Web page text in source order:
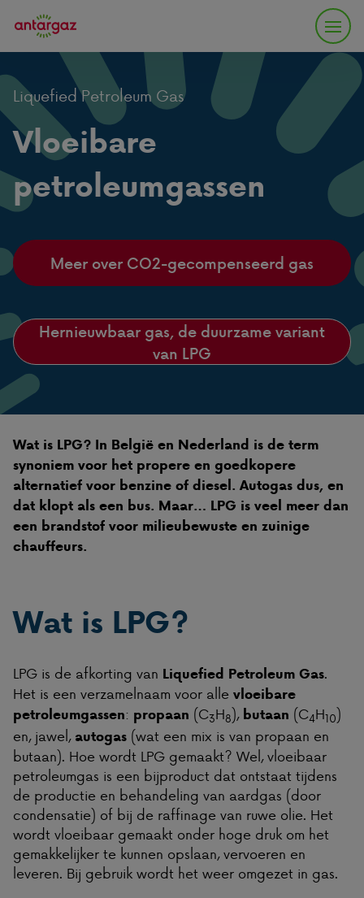
Liquefied Petroleum Gas
Vloeibare
petroleumgassen
Meer over CO2-gecompenseerd gas
Hernieuwbaar gas, de duurzame variant
van LPG
Wat is LPG? In België en Nederland is de term
synoniem voor het propere en goedkopere
alternatief voor benzine of diesel. Autogas dus, en
dat klopt als een bus. Maar… LPG is veel meer dan
een brandstof voor milieubewuste en zuinige
chauffeurs.
Wat is LPG?
LPG is de afkorting van Liquefied Petroleum Gas.
Het is een verzamelnaam voor alle vloeibare
petroleumgassen: propaan (C3H8), butaan (C4H10)
en, jawel, autogas (wat een mix is van propaan en
butaan). Hoe wordt LPG gemaakt? Wel, vloeibaar
petroleumgas is een bijproduct dat ontstaat tijdens
de productie en behandeling van aardgas (door
condensatie) of bij de raffinage van ruwe olie. Het
wordt vloeibaar gemaakt onder hoge druk om het
gemakkelijker te kunnen opslaan, vervoeren en
leveren. Bij gebruik wordt het weer omgezet in gas.